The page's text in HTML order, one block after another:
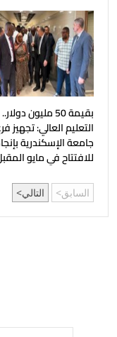
بقيمة 50 مليون
التعليم العالي: تجهيز
جامعة الإسكندرية
للافتتاح في مايو
السابق التالي